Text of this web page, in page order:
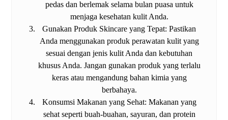
pedas dan berlemak selama bulan puasa untuk
menjaga kesehatan kulit Anda.
Gunakan Produk Skincare yang Tepat: Pastikan
Anda menggunakan produk perawatan kulit yang
sesuai dengan jenis kulit Anda dan kebutuhan
khusus Anda. Jangan gunakan produk yang terlalu
keras atau mengandung bahan kimia yang
berbahaya.
Konsumsi Makanan yang Sehat: Makanan yang
sehat seperti buah-buahan, sayuran, dan protein